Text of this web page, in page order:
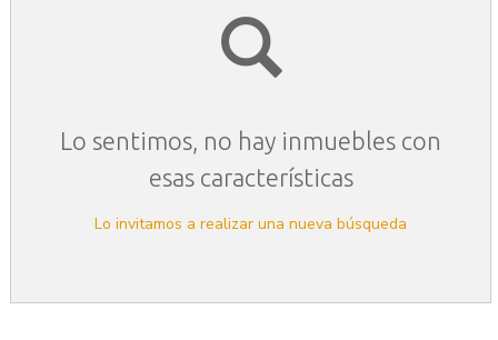
Lo sentimos, no hay inmuebles con
esas características
Lo invitamos a realizar una nueva búsqueda